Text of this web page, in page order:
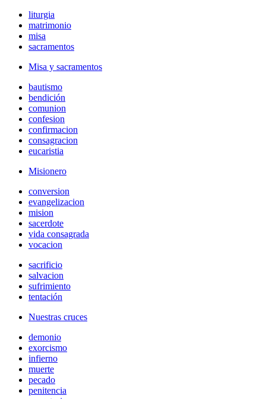
liturgia
matrimonio
misa
sacramentos
Misa y sacramentos
bautismo
bendición
comunion
confesion
confirmacion
consagracion
eucaristia
Misionero
conversion
evangelizacion
mision
sacerdote
vida consagrada
vocacion
sacrificio
salvacion
sufrimiento
tentación
Nuestras cruces
demonio
exorcismo
infierno
muerte
pecado
penitencia